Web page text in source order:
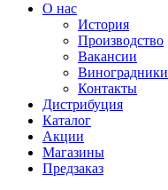
О нас
История
Производство
Вакансии
Виноградники
Контакты
Дистрибуция
Каталог
Акции
Магазины
Предзаказ